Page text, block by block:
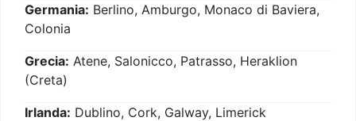
Germania: Berlino, Amburgo, Monaco di Baviera,
Colonia
Grecia: Atene, Salonicco, Patrasso, Heraklion
(Creta)
Irlanda: Dublino, Cork, Galway, Limerick